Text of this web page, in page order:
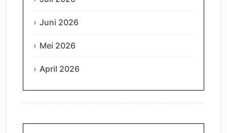
Juni 2026
Mei 2026
April 2026